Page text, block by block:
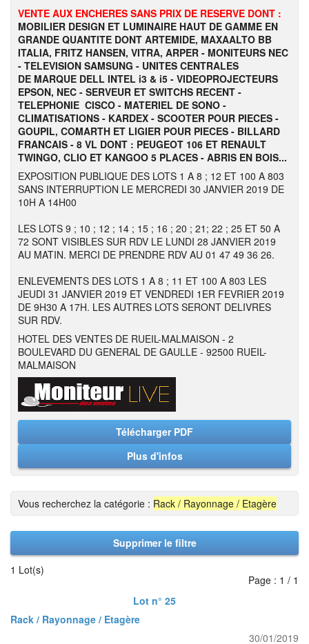
VENTE AUX ENCHERES SANS PRIX DE RESERVE DONT :
MOBILIER DESIGN ET LUMINAIRE HAUT DE GAMME EN
GRANDE QUANTITE DONT ARTEMIDE, MAXAALTO BB
ITALIA, FRITZ HANSEN, VITRA, ARPER - MONITEURS NEC
- TELEVISION SAMSUNG - UNITES CENTRALES
DE MARQUE DELL INTEL i3 & i5 - VIDEOPROJECTEURS
EPSON, NEC - SERVEUR ET SWITCHS RECENT -
TELEPHONIE CISCO - MATERIEL DE SONO -
CLIMATISATIONS - KARDEX - SCOOTER POUR PIECES -
GOUPIL, COMARTH ET LIGIER POUR PIECES - BILLARD
FRANCAIS - 8 VL DONT : PEUGEOT 106 ET RENAULT
TWINGO, CLIO ET KANGOO 5 PLACES - ABRIS EN BOIS...
EXPOSITION PUBLIQUE DES LOTS 1 A 8 ; 12 ET 100 A 803
SANS INTERRUPTION LE MERCREDI 30 JANVIER 2019 DE
10H A 14H00
LES LOTS 9 ; 10 ; 12 ; 14 ; 15 ; 16 ; 20 ; 21; 22 ; 25 ET 50 A
72 SONT VISIBLES SUR RDV LE LUNDI 28 JANVIER 2019
AU MATIN. MERCI DE PRENDRE RDV AU 01 47 49 36 26.
ENLEVEMENTS DES LOTS 1 A 8 ; 11 ET 100 A 803 LES
JEUDI 31 JANVIER 2019 ET VENDREDI 1ER FEVRIER 2019
DE 9H30 A 17H. LES AUTRES LOTS SERONT DELIVRES
SUR RDV.
HOTEL DES VENTES DE RUEIL-MALMAISON - 2
BOULEVARD DU GENERAL DE GAULLE - 92500 RUEIL-
MALMAISON
Télécharger PDF
Plus d'infos
Vous recherchez la catégorie : Rack / Rayonnage / Etagère
Supprimer le filtre
1 Lot(s)
Page : 1 / 1
Lot n° 25
Rack / Rayonnage / Etagère
30/01/2019